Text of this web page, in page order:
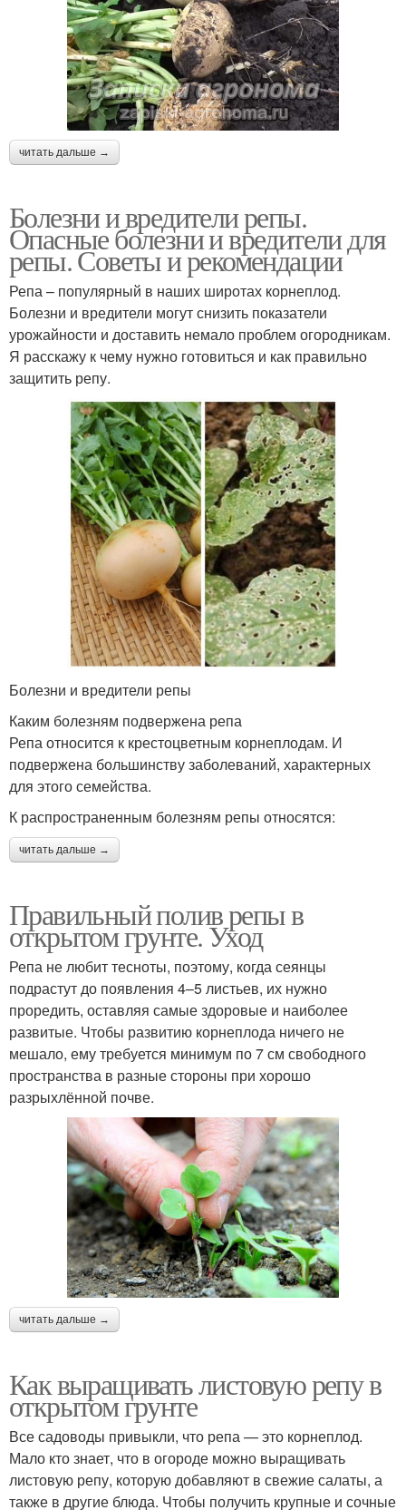
читать дальше →
Болезни и вредители репы.
Опасные болезни и вредители для
репы. Советы и рекомендации
Репа – популярный в наших широтах корнеплод.
Болезни и вредители могут снизить показатели
урожайности и доставить немало проблем огородникам.
Я расскажу к чему нужно готовиться и как правильно
защитить репу.
Болезни и вредители репы
Каким болезням подвержена репа
Репа относится к крестоцветным корнеплодам. И
подвержена большинству заболеваний, характерных
для этого семейства.
К распространенным болезням репы относятся:
читать дальше →
Правильный полив репы в
открытом грунте. Уход
Репа не любит тесноты, поэтому, когда сеянцы
подрастут до появления 4–5 листьев, их нужно
проредить, оставляя самые здоровые и наиболее
развитые. Чтобы развитию корнеплода ничего не
мешало, ему требуется минимум по 7 см свободного
пространства в разные стороны при хорошо
разрыхлённой почве.
читать дальше →
Как выращивать листовую репу в
открытом грунте
Все садоводы привыкли, что репа — это корнеплод.
Мало кто знает, что в огороде можно выращивать
листовую репу, которую добавляют в свежие салаты, а
также в другие блюда. Чтобы получить крупные и сочные